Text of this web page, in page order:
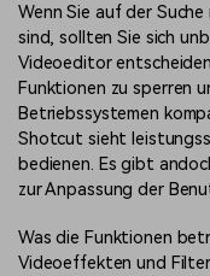
Creator
Monetarisierungs-
Programm
Monetarisieren Sie
Ihren Einfluss mit
Blog
Kunden Erfolg haben
Wenn Sie auf der
sind, sollten Sie sich
Videoeditor
Funktionen zu sperren
Betriebssystemen
Shotcut sieht
bedienen. Es gibt
zur Anpassung der
Was die Funktionen
Videoeffekten und